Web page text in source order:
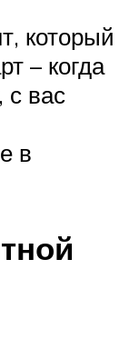
который
– когда
с вас
в